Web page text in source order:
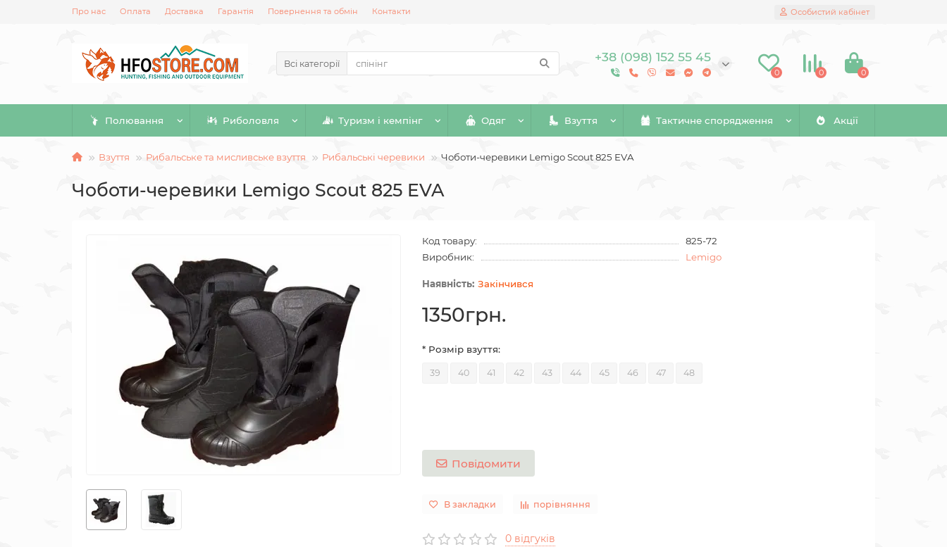
Про нас Оплата Доставка Гарантія Повернення та обмін Контакти Особистий кабінет
Всі категорії +38 (098) 152 55 45
0 0 0
Полювання Риболовля Туризм і кемпінг Одяг Взуття Тактичне спорядження Акції
Взуття Рибальське та мисливське взуття Рибальські черевики Чоботи-черевики Lemigo Scout 825 EVA
Чоботи-черевики Lemigo Scout 825 EVA
Код товару:
825-72
Виробник:
Lemigo
Закінчився
1350грн.
* Розмір взуття:
39 40 41 42 43 44 45 46 47 48
Повідомити
В закладки порівняння
0 відгуків